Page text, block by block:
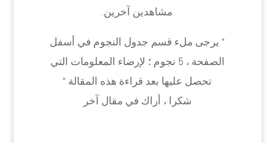
مشاهدين آخرين.
“ يرجى ملء قسم جدول النجوم في أسفل
الصفحة ، 5 نجوم ؛ لإرضاء المعلومات التي
تحصل عليها بعد قراءة هذه المقالة “
شكرا ، أراك في مقال آخر